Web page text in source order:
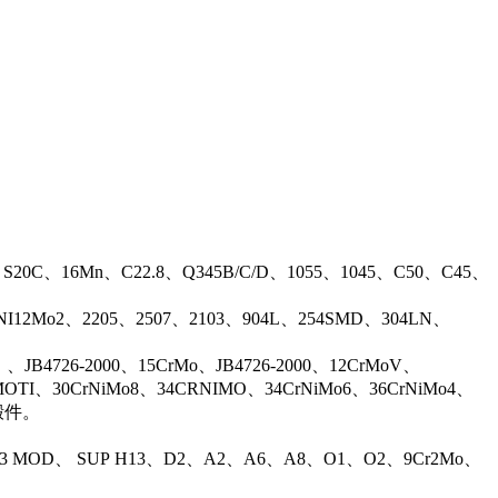
、16Mn、C22.8、Q345B/C/D、1055、1045、C50、C45、
、2205、2507、2103、904L、254SMD、304LN、
2000、15CrMo、JB4726-2000、12CrMoV、
、30CrNiMo8、34CRNIMO、34CrNiMo6、36CrNiMo4、
。
、 SUP H13、D2、A2、A6、A8、O1、O2、9Cr2Mo、